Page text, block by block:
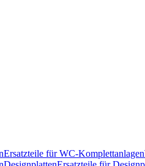
Ersatzteile für WC-Komplettanlagen